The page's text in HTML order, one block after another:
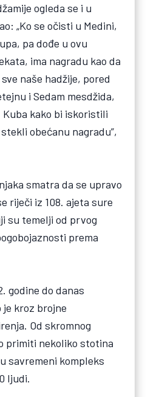
ogleda se i u
„Ko se očisti u Medini,
pa dođe u ovu
ima nagradu kao da
naše hadžije, pored
i Sedam mesdžida,
Kuba kako bi iskoristili
obećanu nagradu”,
smatra da se upravo
riječi iz 108. ajeta sure
su temelji od prvog
prema
godine do danas
je kroz brojne
Od skromnog
primiti nekoliko stotina
savremeni kompleks
ljudi.